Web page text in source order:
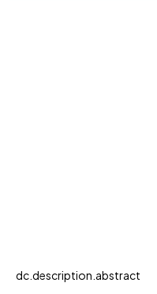
dc.description.abstract